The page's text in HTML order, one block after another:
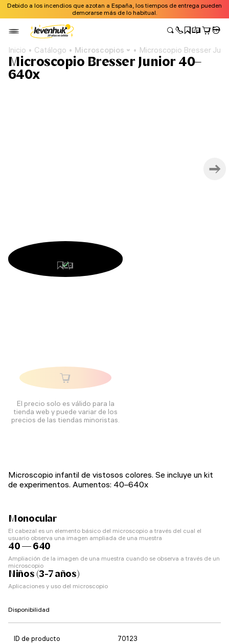
Debido a los incendios que azotan a España, los tiempos de entrega pueden
demorarse más de lo habitual.
Inicio Catálogo Microscopios Microscopio Bresser
Microscopio Bresser Junior 40–
640x
El precio solo es válido para la
tienda web y puede variar de los
precios de las tiendas minoristas.
Microscopio infantil de vistosos colores. Se incluye un kit
de experimentos. Aumentos: 40–640x
Monocular
El cabezal es un elemento básico del microscopio a través del cual el
usuario observa una imagen ampliada de una muestra
40 — 640
Ampliación de la imagen de una muestra cuando se observa a través de un
microscopio
Niños (3-7 años)
Aplicaciones y uso del microscopio
Disponibilidad
ID de producto
70123